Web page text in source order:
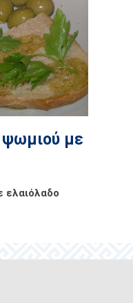
ψωμιού με
ελαιόλαδο